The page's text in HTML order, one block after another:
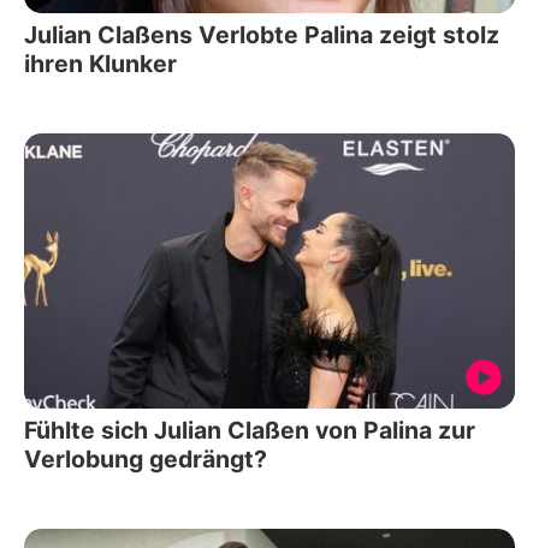
Julian Claßens Verlobte Palina zeigt stolz
ihren Klunker
Fühlte sich Julian Claßen von Palina zur
Verlobung gedrängt?